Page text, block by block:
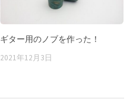
ギター用のノブを作った！
2021年12月3日